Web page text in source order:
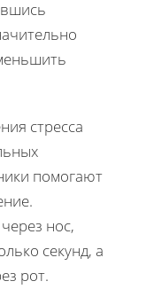
стресса
помогают
нос,
секунд, а
рот.